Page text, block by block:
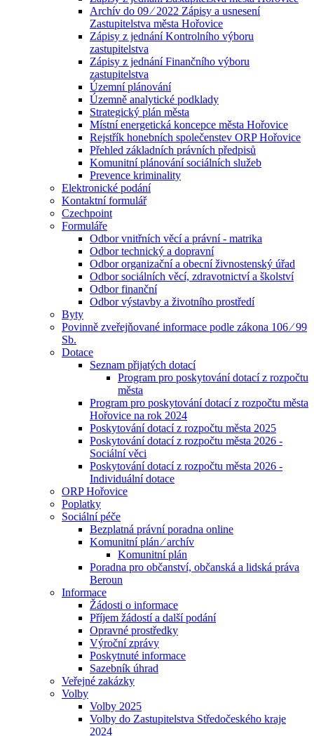
Archív do 09 ⁄ 2022 Zápisy a usnesení
Zastupitelstva města Hořovice
Zápisy z jednání Kontrolního výboru
zastupitelstva
Zápisy z jednání Finančního výboru
zastupitelstva
Územní plánování
Územně analytické podklady
Strategický plán města
Místní energetická koncepce města Hořovice
Rejstřík honebních společenstev ORP Hořovice
Přehled základních právních předpisů
Komunitní plánování sociálních služeb
Prevence kriminality
Elektronické podání
Kontaktní formulář
Czechpoint
Formuláře
Odbor vnitřních věcí a právní - matrika
Odbor technický a dopravní
Odbor organizační a obecní živnostenský úřad
Odbor sociálních věcí, zdravotnictví a školství
Odbor finanční
Odbor výstavby a životního prostředí
Byty
Povinně zveřejňované informace podle zákona 106 ⁄ 99
Sb.
Dotace
Seznam přijatých dotací
Program pro poskytování dotací z rozpočtu
města
Program pro poskytování dotací z rozpočtu města
Hořovice na rok 2024
Poskytování dotací z rozpočtu města 2025
Poskytování dotací z rozpočtu města 2026 -
Sociální věci
Poskytování dotací z rozpočtu města 2026 -
Individuální dotace
ORP Hořovice
Poplatky
Sociální péče
Bezplatná právní poradna online
Komunitní plán ⁄ archív
Komunitní plán
Poradna pro občanství, občanská a lidská práva
Beroun
Informace
Žádosti o informace
Příjem žádostí a další podání
Opravné prostředky
Výroční zprávy
Poskytnuté informace
Sazebník úhrad
Veřejné zakázky
Volby
Volby 2025
Volby do Zastupitelstva Středočeského kraje
2024